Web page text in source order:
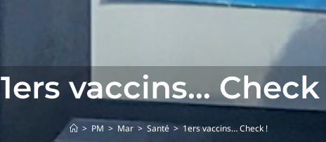
1ers vaccins… Check
> PM > Mar > Santé > 1ers vaccins… Check !